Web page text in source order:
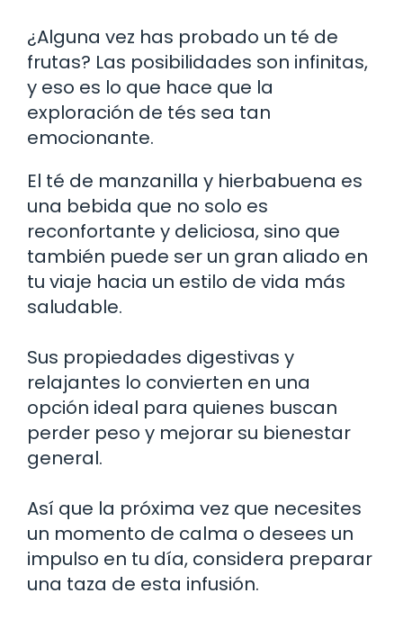
¿Alguna vez has probado un té de
frutas? Las posibilidades son infinitas,
y eso es lo que hace que la
exploración de tés sea tan
emocionante.
El té de manzanilla y hierbabuena es
una bebida que no solo es
reconfortante y deliciosa, sino que
también puede ser un gran aliado en
tu viaje hacia un estilo de vida más
saludable.
Sus propiedades digestivas y
relajantes lo convierten en una
opción ideal para quienes buscan
perder peso y mejorar su bienestar
general.
Así que la próxima vez que necesites
un momento de calma o desees un
impulso en tu día, considera preparar
una taza de esta infusión.